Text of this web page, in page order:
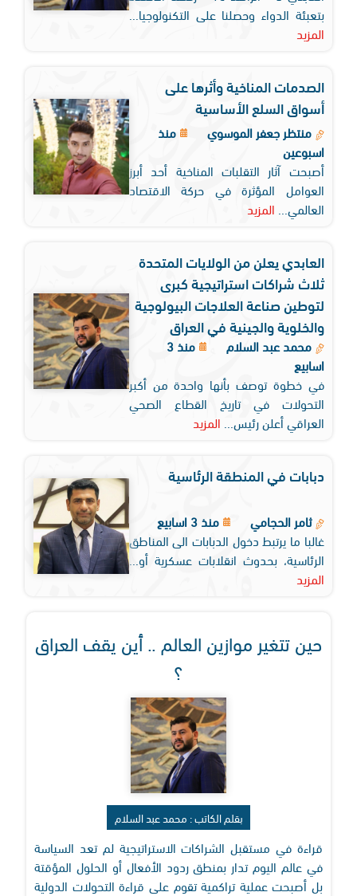
بتعبئة الدواء وحصلنا على التكنولوجيا...
المزيد
الصدمات المناخية وأثرها على
أسواق السلع الأساسية
منتظر جعفر الموسوي
منذ
اسبوعين
أصبحت آثار التقلبات المناخية أحد أبرز
العوامل المؤثرة في حركة الاقتصاد
العالمي...
المزيد
العابدي يعلن من الولايات المتحدة
ثلاث شراكات استراتيجية كبرى
لتوطين صناعة العلاجات البيولوجية
والخلوية والجينية في العراق
محمد عبد السلام
منذ 3
اسابيع
في خطوة توصف بأنها واحدة من أكبر
التحولات في تاريخ القطاع الصحي
العراقي أعلن رئيس...
المزيد
دبابات في المنطقة الرئاسية
ثامر الحجامي
منذ 3 اسابيع
غالبا ما يرتبط دخول الدبابات الى المناطق
الرئاسية، بحدوث انقلابات عسكرية أو...
المزيد
حين تتغير موازين العالم .. أين يقف العراق
؟
بقلم الكاتب : محمد عبد السلام
قراءة في مستقبل الشراكات الاستراتيجية لم تعد السياسة
في عالم اليوم تدار بمنطق ردود الأفعال أو الحلول المؤقتة
بل أصبحت عملية تراكمية تقوم على قراءة التحولات الدولية